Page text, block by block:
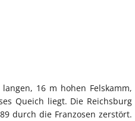
16 m hohen Felskamm,
Queich liegt. Die Reichsburg
durch die Franzosen zerstört.